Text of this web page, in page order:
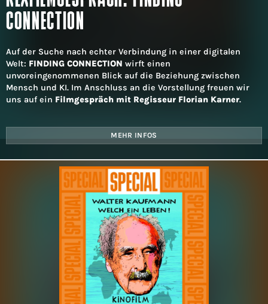
CONNECTION
Auf der Suche nach echter Verbindung in einer digitalen
Welt: FINDING CONNECTION wirft einen
unvoreingenommenen Blick auf die Beziehung zwischen
Mensch und KI. Im Anschluss an die Vorstellung freuen wir
uns auf ein Filmgespräch mit Regisseur Florian Karner.
MEHR INFOS